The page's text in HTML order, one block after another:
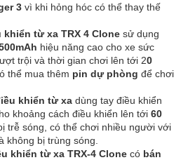
3 vì khi hỏng hóc có thể thay thế
khiển từ xa TRX 4 Clone sử dụng
hiệu năng cao cho xe sức
trội và thời gian chơi lên tới 20
thể mua thêm pin dự phòng để chơi
khiển từ xa dùng tay điều khiển
khoảng cách điều khiển lên tới 60
trễ sóng, có thể chơi nhiều người với
không bị trùng sóng.
khiển từ xa TRX-4 Clone có bán